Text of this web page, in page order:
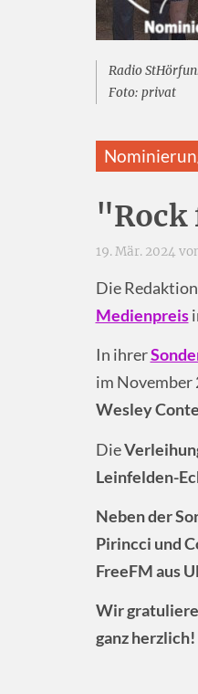
Radio
Foto: privat
"Rock
19. Mär. 2024
Die Redaktion
Medienpreis
In ihrer
im November
Wesley
Die
Leinfelden-
Neben der
Pirincci und
FreeFM aus
Wir
ganz herzlich!